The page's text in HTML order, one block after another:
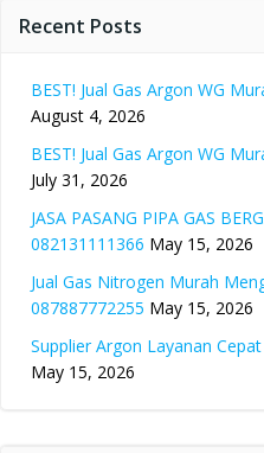
Recent Posts
BEST! Jual Gas Argon WG
August 4, 2026
BEST! Jual Gas Argon WG
July 31, 2026
JASA PASANG PIPA GAS
082131111366 May 15, 2026
Jual Gas Nitrogen Murah
087887772255 May 15, 2026
Supplier Argon Layanan
May 15, 2026